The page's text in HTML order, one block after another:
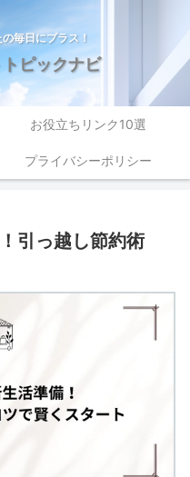
毎日にプラス！
ピックナビ
お役立ちリンク10選
プライバシーポリシー
引っ越し節約術